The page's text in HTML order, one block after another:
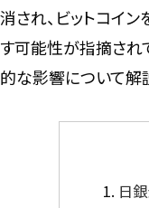
消され、ビットコイ
す可能性が指摘され
的な影響について解
日